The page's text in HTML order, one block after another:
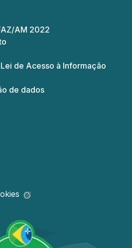
AM 2022
de Acesso à Informação
de dados